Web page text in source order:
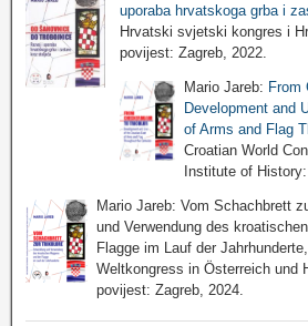
uporaba hrvatskoga grba i
Hrvatski svjetski kongres i
povijest: Zagreb, 2022.
Mario Jareb: From
Development and
of Arms and Flag
Croatian World
Institute of
Mario Jareb: Vom Schachbrett
und Verwendung des
Flagge im Lauf der
Weltkongress in Österreich und
povijest: Zagreb, 2024.